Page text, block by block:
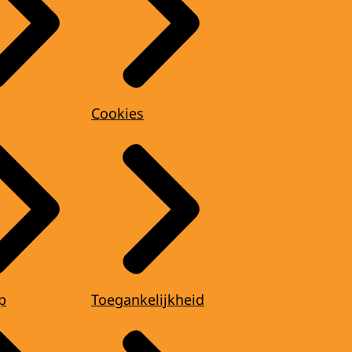
Cookies
Toegankelijkheid